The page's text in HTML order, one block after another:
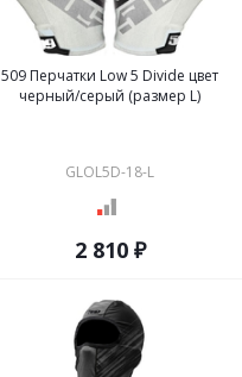
509 Перчатки Low 5 Divide цвет
черный/серый (размер L)
GLOL5D-18-L
2 810 ₽